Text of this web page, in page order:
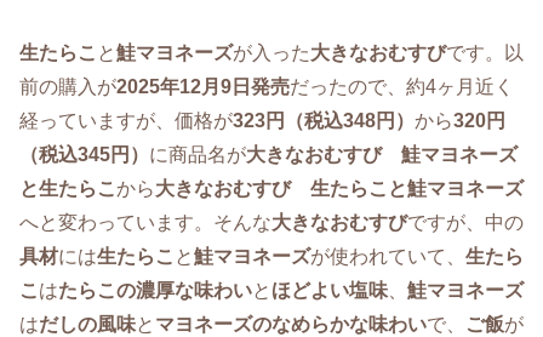
生たらこ と鮭マヨネーズが入った大きなおむすびです。以
前の購入が2025年12月9日発売だったので、約4ヶ月近く
経っていますが、価格が323円（税込348円） から320円
（税込345円） に商品名が大きなおむすび 鮭マヨネーズ
と生たらこ から大きなおむすび 生たらこと鮭マヨネーズ
へと変わっています。そんな大きなおむすびですが、中の
具材には生たらこ と鮭マヨネーズが使われていて、 生たら
こ はたらこの濃厚な味わいと ほどよい塩味
鮭マヨネーズ
はだしの風味と マヨネーズのなめらかな味わいで、 ご飯が